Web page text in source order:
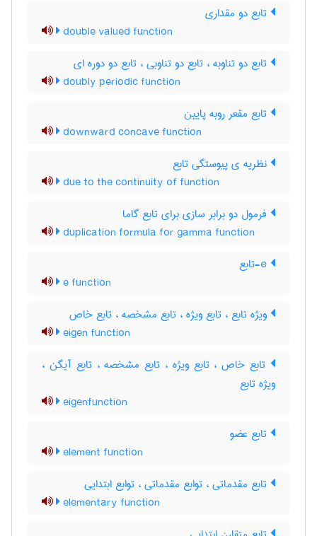
تابع دو مقداری
double valued function
تابع دو تناوبه ، تابع دو تناوبی ، تابع دو دوره ای
doubly periodic function
تابع مقعر روبه پایین
downward concave function
نظریه ی پیوستگی تابع
due to the continuity of function
فرمول دو برابر سازی برای تابع گاما
duplication formula for gamma function
e function
ویژه تابع ، تابع ویژه ، تابع مشخصه ، تابع خاص
eigen function
تابع خاص ، تابع ویژه ، تابع مشخصه ، تابع آیگن ،
ویژه تابع
eigenfunction
تابع عضو
element function
تابع مقدماتی ، توابع مقدماتی ، توابع ابتدایی
elementary function